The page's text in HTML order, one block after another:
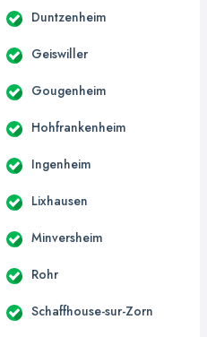
Duntzenheim
Geiswiller
Gougenheim
Hohfrankenheim
Ingenheim
Lixhausen
Minversheim
Rohr
Schaffhouse-sur-Zorn